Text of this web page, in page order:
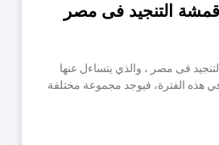
التنجيد فى مصر
فى مصر ، والذي يتساءل عنها
هذه الفترة، فيوجد مجموعة مختلفة